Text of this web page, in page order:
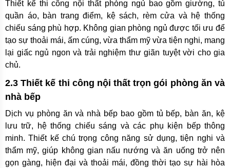
Thiết kế thi công nội thất phòng ngủ bao gồm giường, tủ
quần áo, bàn trang điểm, kệ sách, rèm cửa và hệ thống
chiếu sáng phù hợp. Không gian phòng ngủ được tối ưu để
tạo sự thoải mái, ấm cúng, vừa thẩm mỹ vừa tiện nghi, mang
lại giấc ngủ ngon và trải nghiệm thư giãn tuyệt vời cho gia
chủ.
2.3 Thiết kế thi công nội thất trọn gói phòng ăn và
nhà bếp
Dịch vụ phòng ăn và nhà bếp bao gồm tủ bếp, bàn ăn, kệ
lưu trữ, hệ thống chiếu sáng và các phụ kiện bếp thông
minh. Thiết kế chú trọng công năng sử dụng, tiện nghi và
thẩm mỹ, giúp không gian nấu nướng và ăn uống trở nên
gọn gàng, hiện đại và thoải mái, đồng thời tạo sự hài hòa